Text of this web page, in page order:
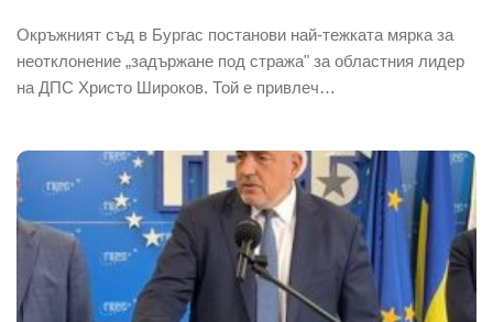
Окръжният съд в Бургас постанови най-тежката мярка за
неотклонение „задържане под стража" за областния лидер
на ДПС Христо Широков. Той е привлеч…